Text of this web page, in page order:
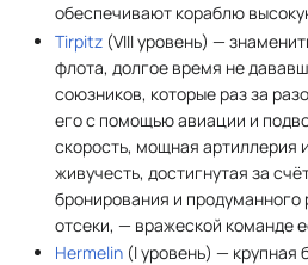
обеспечивают кораблю
Tirpitz (VIII уровень) —
флота, долгое время не
союзников, которые раз за
его с помощью авиации и
скорость, мощная артиллерия
живучесть, достигнутая за
бронирования и продуманного
отсеки, — вражеской команде
Hermelin (I уровень) — крупная